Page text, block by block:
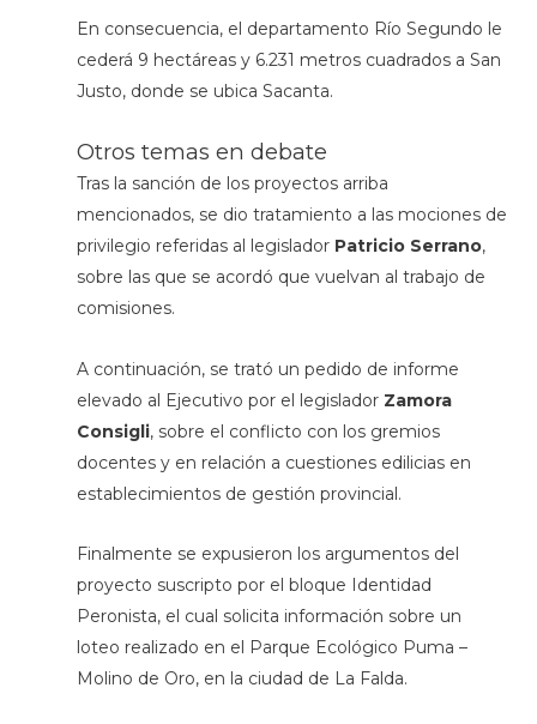
En consecuencia, el departamento Río Segundo le
cederá 9 hectáreas y 6.231 metros cuadrados a San
Justo, donde se ubica Sacanta.
Otros temas en debate
Tras la sanción de los proyectos arriba
mencionados, se dio tratamiento a las mociones de
privilegio referidas al legislador Patricio Serrano,
sobre las que se acordó que vuelvan al trabajo de
comisiones.
A continuación, se trató un pedido de informe
elevado al Ejecutivo por el legislador Zamora
Consigli, sobre el conflicto con los gremios
docentes y en relación a cuestiones edilicias en
establecimientos de gestión provincial.
Finalmente se expusieron los argumentos del
proyecto suscripto por el bloque Identidad
Peronista, el cual solicita información sobre un
loteo realizado en el Parque Ecológico Puma –
Molino de Oro, en la ciudad de La Falda.